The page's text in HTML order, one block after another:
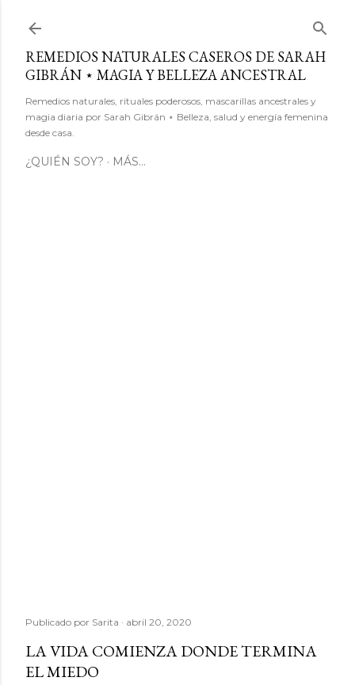
REMEDIOS NATURALES CASEROS DE SARAH
GIBRÁN ⋆ MAGIA Y BELLEZA ANCESTRAL
Remedios naturales, rituales poderosos, mascarillas ancestrales y
magia diaria por Sarah Gibrán ⋆ Belleza, salud y energía femenina
desde casa.
¿QUIÉN SOY? MÁS…
Publicado por Sarita abril 20, 2020
LA VIDA COMIENZA DONDE TERMINA
EL MIEDO